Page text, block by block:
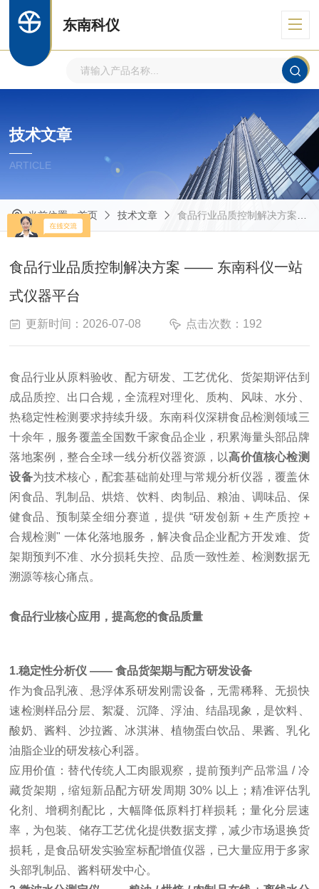
东南科仪
技术文章
ARTICLE
当前位置：首页 技术文章 食品行业品质控制解决方案 —— 东南科仪一站式仪器平台
食品行业品质控制解决方案 —— 东南科仪一站
式仪器平台
更新时间：2026-07-08 点击次数：192
食品行业从原料验收、配方研发、工艺优化、货架期评估到
成品质控、出口合规，全流程对理化、质构、风味、水分、
热稳定性检测要求持续升级。东南科仪深耕食品检测领域三
十余年，服务覆盖全国数千家食品企业，积累海量头部品牌
落地案例，整合全球一线分析仪器资源，以高价值核心检测
设备为技术核心，配套基础前处理与常规分析仪器，覆盖休
闲食品、乳制品、烘焙、饮料、肉制品、粮油、调味品、保
健食品、预制菜全细分赛道，提供 “研发创新 + 生产质控 +
合规检测" 一体化落地服务，解决食品企业配方开发难、货
架期预判不准、水分损耗失控、品质一致性差、检测数据无
溯源等核心痛点。
食品行业核心应用，提高您的食品质量
1.稳定性分析仪 —— 食品货架期与配方研发设备
作为食品乳液、悬浮体系研发刚需设备，无需稀释、无损快
速检测样品分层、絮凝、沉降、浮油、结晶现象，是饮料、
酸奶、酱料、沙拉酱、冰淇淋、植物蛋白饮品、果酱、乳化
油脂企业的研发核心利器。
应用价值：替代传统人工肉眼观察，提前预判产品常温 / 冷
藏货架期，缩短新品配方研发周期 30% 以上；精准评估乳
化剂、增稠剂配比，大幅降低原料打样损耗；量化分层速
率，为包装、储存工艺优化提供数据支撑，减少市场退换货
损耗，是食品研发实验室标配增值仪器，已大量应用于多家
头部乳制品、酱料研发中心。